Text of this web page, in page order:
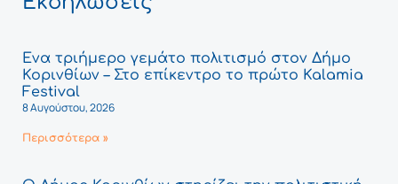
Ένα τριήμερο γεμάτο πολιτισμό στον Δήμο
Κορινθίων – Στο επίκεντρο το πρώτο Kalamia
Festival
8 Αυγούστου, 2026
Περισσότερα »